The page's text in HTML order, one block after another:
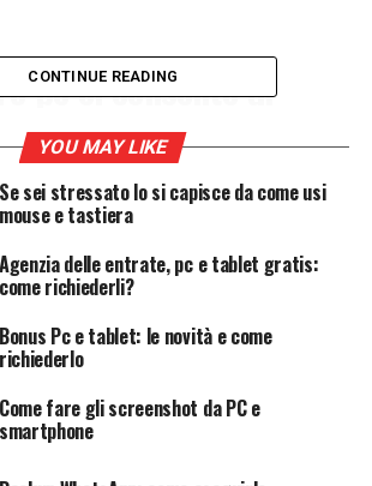
pc ci consente di
la password alle
In questo modo
riservati e
possono
dall’accesso
Ciò, ovviamente,
senza software
CONTINUE READING
YOU MAY LIKE
Se sei stressato lo si capisce da come usi
mouse e tastiera
Agenzia delle entrate, pc e tablet gratis:
come richiederli?
Bonus Pc e tablet: le novità e come
richiederlo
Come fare gli screenshot da PC e
smartphone